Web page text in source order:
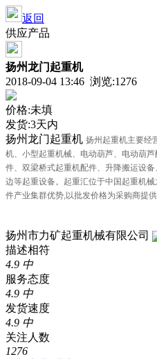
返回
供应产品
扬州龙门起重机
2018-09-04 13:46 浏览:1276
价格:未填
发货:3天内
扬州龙门起重机 扬州起重机主要经
机、小型起重机械、电动葫芦、电动葫
件、双梁桥式起重机配件、升降搬运设
边等起重设备。起重汇位于中国起重机
件产业集群优势,以批发价格为采购商提
扬州市力矿起重机械有限公司
描述相符
4.9 中
服务态度
4.9 中
发货速度
4.9 中
关注人数
1276